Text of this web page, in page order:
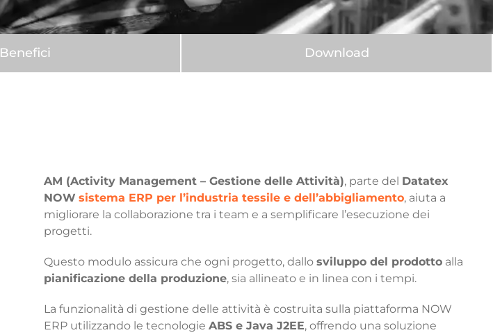
Benefici Download
AM (Activity Management – Gestione delle Attività), parte del Datatex
NOW sistema ERP per l’industria tessile e dell’abbigliamento, aiuta a
migliorare la collaborazione tra i team e a semplificare l’esecuzione dei
progetti.
Questo modulo assicura che ogni progetto, dallo sviluppo del prodottoalla
pianificazione della produzione, sia allineato e in linea con i tempi.
La funzionalità di gestione delle attività è costruita sulla piattaforma NOW
ERP utilizzando le tecnologie ABS e Java J2EE, offrendo una soluzione